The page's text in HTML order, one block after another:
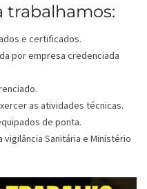
trabalhamos:
e certificados.
por empresa credenciada
as atividades técnicas.
de ponta.
vigilância Sanitária e Ministério